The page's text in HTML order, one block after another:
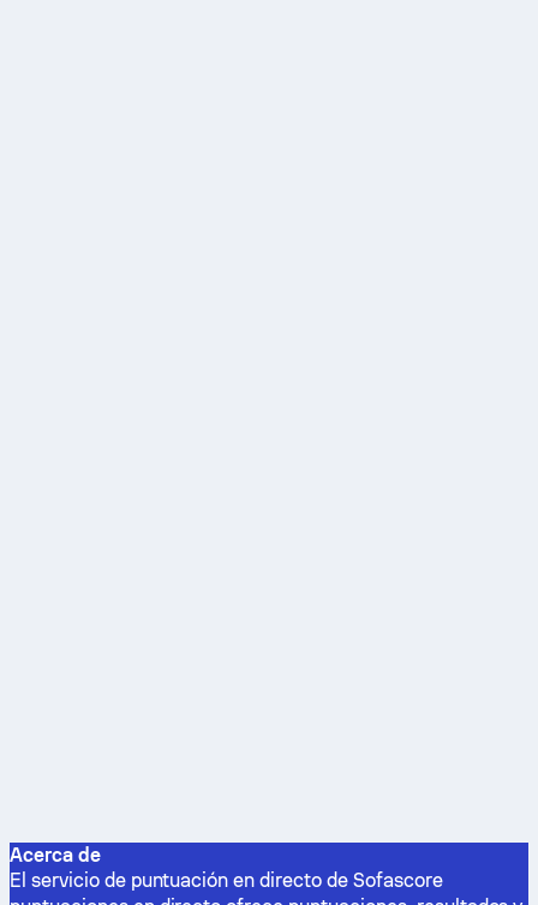
Acerca de
El servicio de puntuación en directo de Sofascore